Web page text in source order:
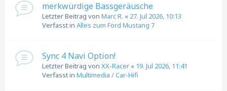
merkwürdige Bassgeräusche
Letzter Beitrag von Marc R. « 27. Jul 2026, 10:13
Verfasst in Alles zum Ford Mustang 7
Sync 4 Navi Option!
Letzter Beitrag von XX-Racer « 19. Jul 2026, 11:41
Verfasst in Multimedia / Car-Hifi